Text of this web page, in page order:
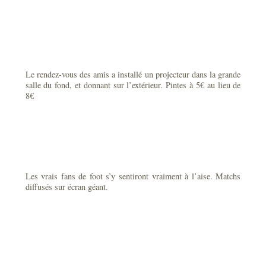
Le rendez-vous des amis a installé un projecteur dans la grande
salle du fond, et donnant sur l’extérieur. Pintes à 5€ au lieu de
8€
Les vrais fans de foot s’y sentiront vraiment à l’aise. Matchs
diffusés sur écran géant.